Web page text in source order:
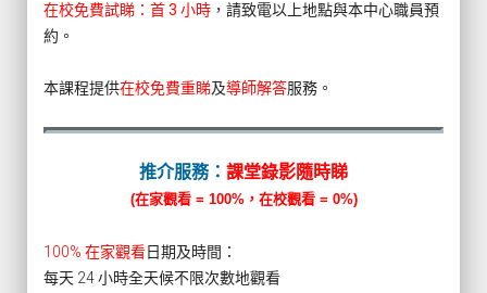
在校免費試睇：首 3 小時 ，請致電以上地點與本中心職員預
約。
本課程提供在校免費重睇及導師解答服務。
推介服務： 課堂錄影隨時睇
(在家觀看 = 100%，在校觀看 = 0%)
100% 在家觀看日期及時間：
每天 24 小時全天候不限次數地觀看